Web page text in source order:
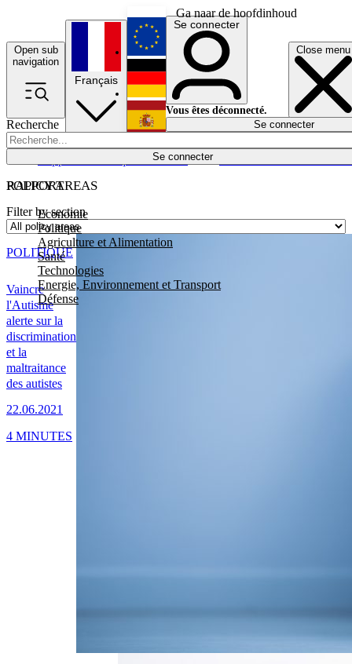
Ga naar de hoofdinhoud
Open sub
navigation
Close menu
Recherche
Se connecter
POLICY AREAS
Economie
Politique
Agriculture et Alimentation
Santé
Technologies
Energie, Environnement et Transport
Défense
Économie
Français
English
Deutsch
Español
Se connecter
Vous êtes déconnecté.
Se connecter
RAPPORT
Filter by section
Vaincre
l'Autisme
alerte sur la
discrimination
et la
maltraitance
des autistes
22.06.2021
POLITIQUE
4 MINUTES